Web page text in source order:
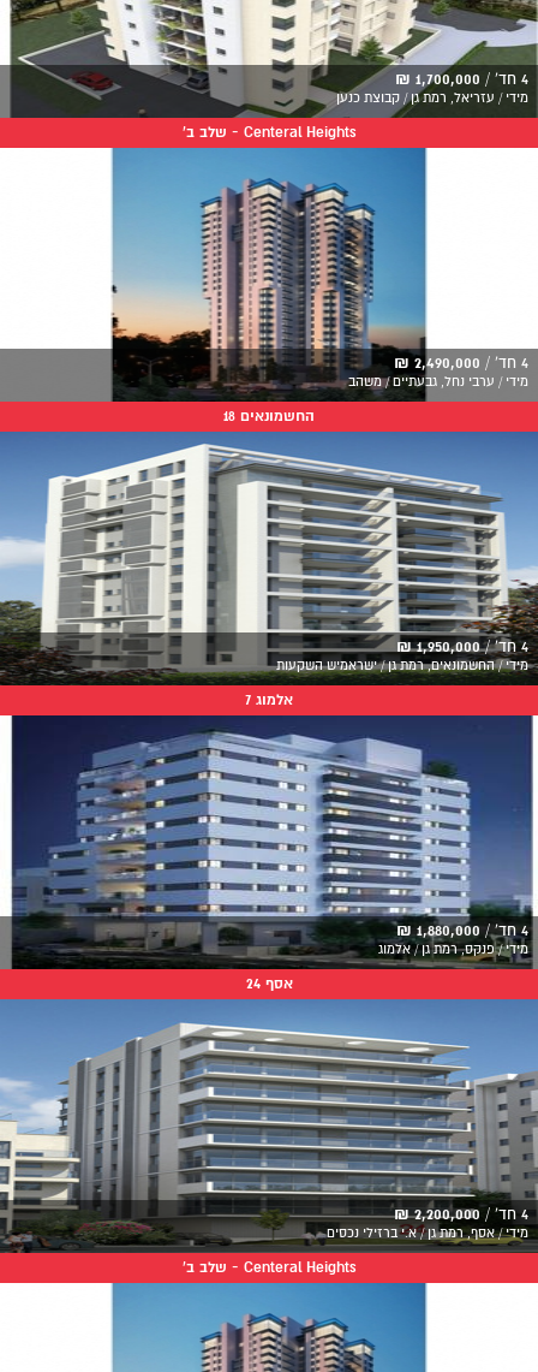
4 חד' / 1,700,000 ₪
מידי / עזריאל, רמת גן / קבוצת כנען
Centeral Heights - שלב ב'
4 חד' / 2,490,000 ₪
מידי / ערבי נחל, גבעתיים / משהב
החשמונאים 18
4 חד' / 1,950,000 ₪
מידי / החשמונאים, רמת גן / ישראמיש השקעות
אלמוג 7
4 חד' / 1,880,000 ₪
מידי / פנקס, רמת גן / אלמוג
אסף 24
4 חד' / 2,200,000 ₪
מידי / אסף, רמת גן / א.י ברזילי נכסים
Centeral Heights - שלב ב'